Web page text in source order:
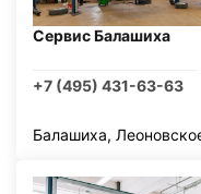
Сервис Балашиха
+7 (495) 431-63-63
Балашиха,